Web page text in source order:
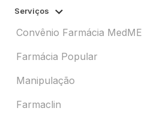
Serviços
Convênio Farmácia MedME
Farmácia Popular
Manipulação
Farmaclin